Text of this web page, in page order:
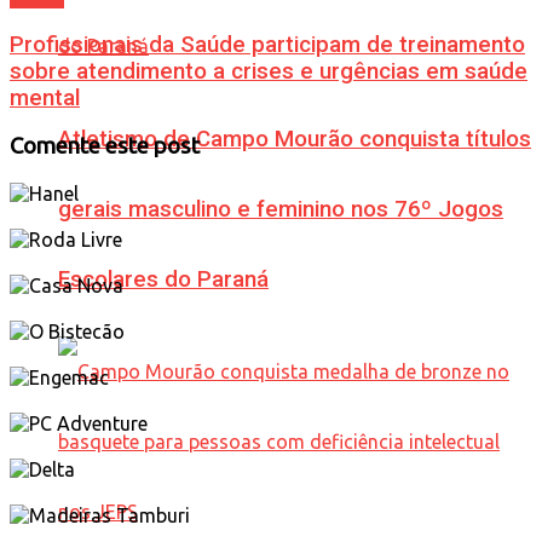
Atletismo de Campo Mourão conquista títulos
gerais masculino e feminino nos 76º Jogos
Escolares do Paraná
Profissionais da Saúde participam de treinamento
sobre atendimento a crises e urgências em saúde
mental
Comente este post